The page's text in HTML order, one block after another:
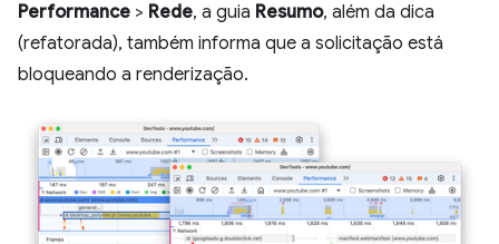
Performance > Rede, a guia Resumo, além da dica
(refatorada), também informa que a solicitação está
bloqueando a renderização.